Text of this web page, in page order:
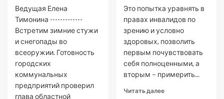
Ведущая Елена
Тимонина -------------
Встретим зимние стужи
и снегопады во
всеоружии. Готовность
городских
коммунальных
предприятий проверил
глава областной
Это попытка уравнять в
правах инвалидов по
зрению и условно
здоровых, позволить
первым почувствовать
себя полноценными, а
вторым – примерить...
Читать далее